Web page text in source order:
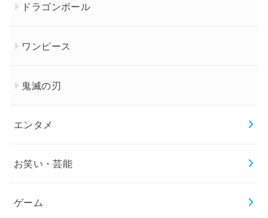
ドラゴンボール
ワンピース
鬼滅の刃
エンタメ
お笑い・芸能
ゲーム